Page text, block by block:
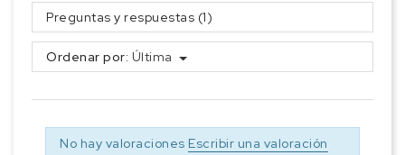
Preguntas y respuestas (1)
Ordenar por: Última
No hay valoraciones Escribir una valoración